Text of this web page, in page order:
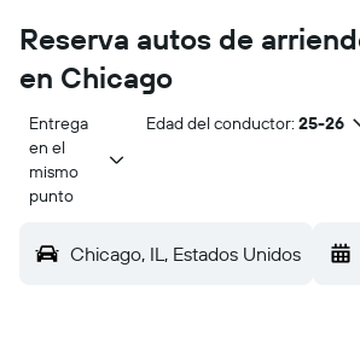
Reserva autos de
en Chicago
Entrega
en el
mismo
punto
Edad del conductor: 25-26
Chicago, IL, Estados Unidos